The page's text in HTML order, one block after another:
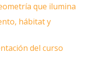
que ilumina
hábitat y
del curso